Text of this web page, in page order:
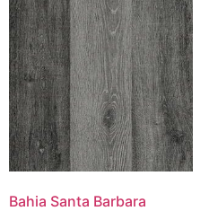
Bahia Santa Barbara